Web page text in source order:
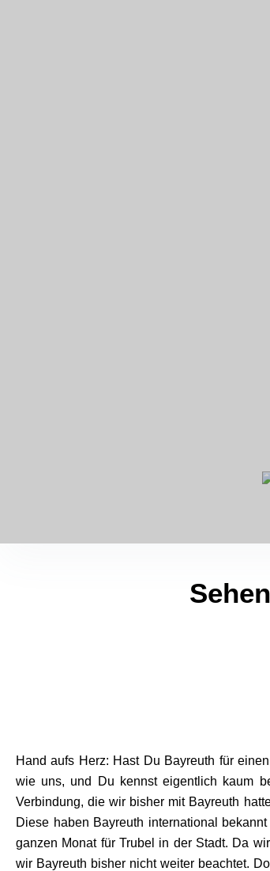
Hand aufs Herz: Hast Du Bayreuth für
wie uns, und Du kennst eigentlich kaum
Verbindung, die wir bisher mit Bayreuth
Diese haben Bayreuth international
ganzen Monat für Trubel in der Stadt. Da
wir Bayreuth bisher nicht weiter beachtet.